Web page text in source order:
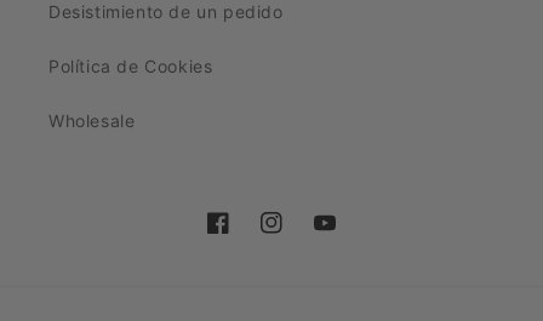
Desistimiento de un pedido
Política de Cookies
Wholesale
FacebookInstagramYouTube